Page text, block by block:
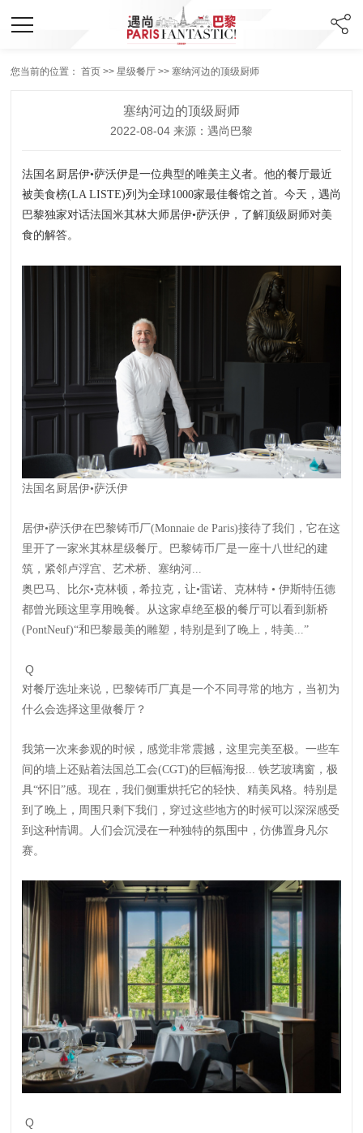
您当前的位置：首页 >>星级餐厅 >> 塞纳河边的顶级厨师
塞纳河边的顶级厨师
2022-08-04 来源：遇尚巴黎
法国名厨居伊•萨沃伊是一位典型的唯美主义者。他的餐厅最近
被美食榜(LA LISTE)列为全球1000家最佳餐馆之首。今天，遇尚
巴黎独家对话法国米其林大师居伊•萨沃伊，了解顶级厨师对美
食的解答。
法国名厨居伊•萨沃伊
居伊•萨沃伊在巴黎铸币厂(Monnaie de Paris)接待了我们，它在这
里开了一家米其林星级餐厅。巴黎铸币厂是一座十八世纪的建
筑，紧邻卢浮宫、艺术桥、塞纳河...
奥巴马、比尔•克林顿，希拉克，让•雷诺、克林特 • 伊斯特伍德
都曾光顾这里享用晚餐。从这家卓绝至极的餐厅可以看到新桥
(PontNeuf)“和巴黎最美的雕塑，特别是到了晚上，特美...”
Q
对餐厅选址来说，巴黎铸币厂真是一个不同寻常的地方，当初为
什么会选择这里做餐厅？
我第一次来参观的时候，感觉非常震撼，这里完美至极。一些车
间的墙上还贴着法国总工会(CGT)的巨幅海报... 铁艺玻璃窗，极
具“怀旧”感。现在，我们侧重烘托它的轻快、精美风格。特别是
到了晚上，周围只剩下我们，穿过这些地方的时候可以深深感受
到这种情调。人们会沉浸在一种独特的氛围中，仿佛置身凡尔
赛。
Q